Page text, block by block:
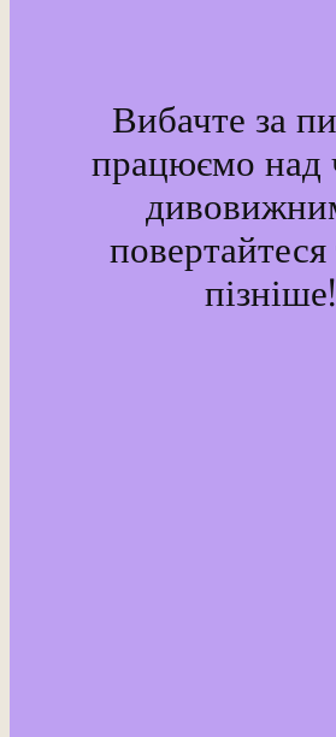
Вибачте за
працюємо над
пізніше!